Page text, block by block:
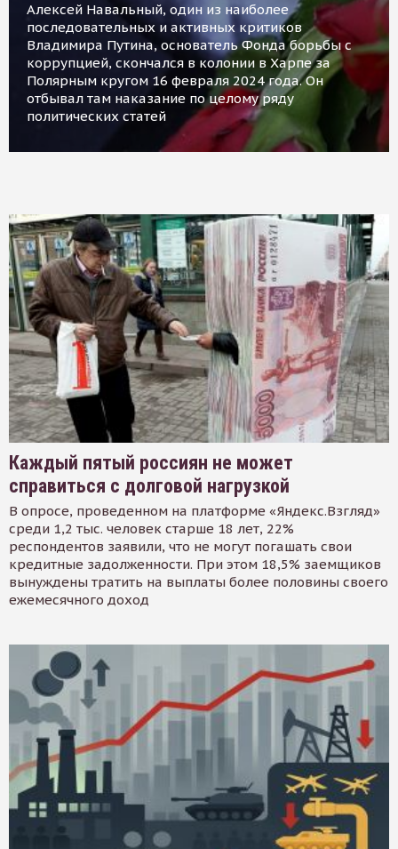
Алексей Навальный, один из наиболее
последовательных и активных критиков
Владимира Путина, основатель Фонда борьбы с
коррупцией, скончался в колонии в Харпе за
Полярным кругом 16 февраля 2024 года. Он
отбывал там наказание по целому ряду
политических статей
Каждый пятый россиян не может
справиться с долговой нагрузкой
В опросе, проведенном на платформе «Яндекс.Взгляд»
среди 1,2 тыс. человек старше 18 лет, 22%
респондентов заявили, что не могут погашать свои
кредитные задолженности. При этом 18,5% заемщиков
вынуждены тратить на выплаты более половины своего
ежемесячного доход